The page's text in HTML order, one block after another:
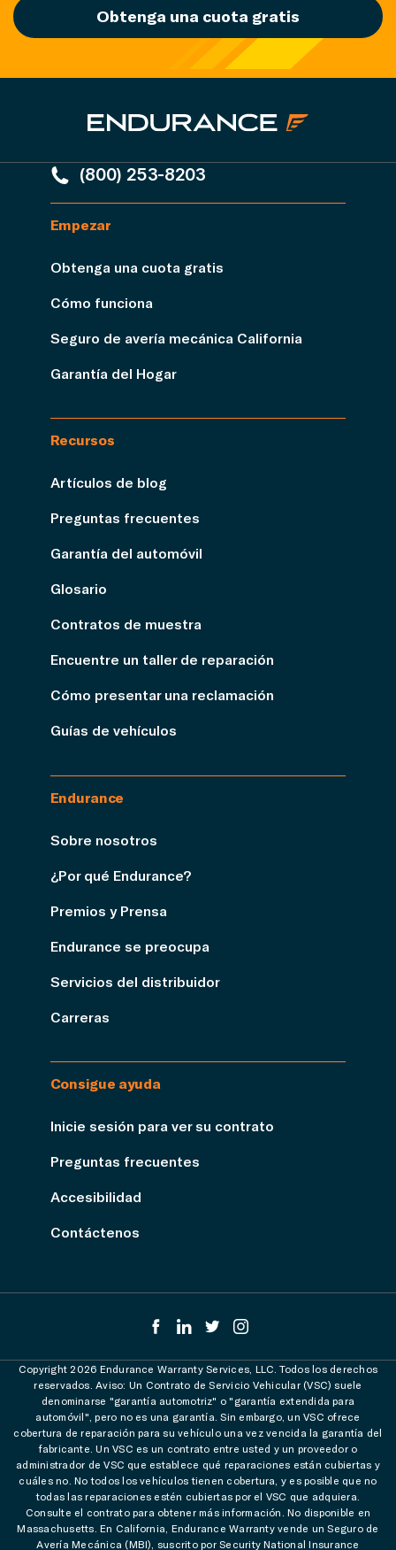
Obtenga una cuota gratis
(800) 253-8203
Empezar
Obtenga una cuota gratis
Cómo funciona
Seguro de avería mecánica California
Garantía del Hogar
Recursos
Artículos de blog
Preguntas frecuentes
Garantía del automóvil
Glosario
Contratos de muestra
Encuentre un taller de reparación
Cómo presentar una reclamación
Guías de vehículos
Endurance
Sobre nosotros
¿Por qué Endurance?
Premios y Prensa
Endurance se preocupa
Servicios del distribuidor
Carreras
Consigue ayuda
Inicie sesión para ver su contrato
Preguntas frecuentes
Accesibilidad
Contáctenos
Copyright 2026 Endurance Warranty Services, LLC. Todos los derechos
reservados. Aviso: Un Contrato de Servicio Vehicular (VSC) suele
denominarse "garantía automotriz" o "garantía extendida para
automóvil", pero no es una garantía. Sin embargo, un VSC ofrece
cobertura de reparación para su vehículo una vez vencida la garantía del
fabricante. Un VSC es un contrato entre usted y un proveedor o
administrador de VSC que establece qué reparaciones están cubiertas y
cuáles no. No todos los vehículos tienen cobertura, y es posible que no
todas las reparaciones estén cubiertas por el VSC que adquiera.
Consulte el contrato para obtener más información. No disponible en
Massachusetts. En California, Endurance Warranty vende un Seguro de
Avería Mecánica (MBI), suscrito por Security National Insurance